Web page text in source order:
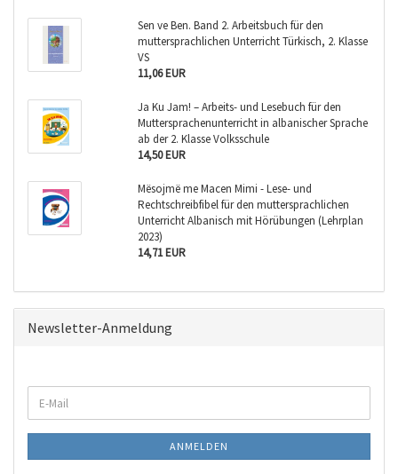
Sen ve Ben. Band 2. Arbeitsbuch für den
muttersprachlichen Unterricht Türkisch, 2. Klasse
VS
11,06 EUR
Ja Ku Jam! – Arbeits- und Lesebuch für den
Muttersprachenunterricht in albanischer Sprache
ab der 2. Klasse Volksschule
14,50 EUR
Mёsojmё me Macen Mimi - Lese- und
Rechtschreibfibel für den muttersprachlichen
Unterricht Albanisch mit Hörübungen (Lehrplan
2023)
14,71 EUR
Newsletter-Anmeldung
ZUR
NEWSLETTER-
E-
Mail
ANMELDEN